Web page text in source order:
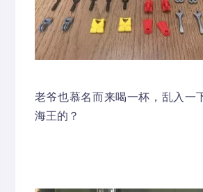
老爷也慕名而来喝一杯，乱入一
海王的？